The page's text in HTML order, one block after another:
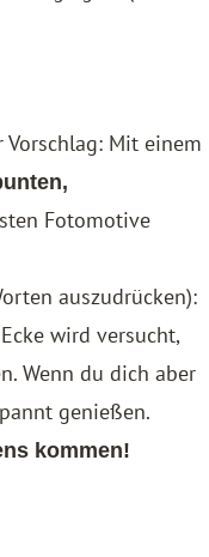
Mit einem
Fotomotive
auszudrücken):
wird versucht,
Wenn du dich aber
genießen.
kommen!